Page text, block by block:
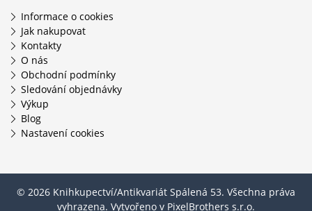
Informace o cookies
Jak nakupovat
Kontakty
O nás
Obchodní podmínky
Sledování objednávky
Výkup
Blog
Nastavení cookies
© 2026 Knihkupectví/Antikvariát Spálená 53. Všechna práva
vyhrazena. Vytvořeno v PixelBrothers s.r.o.